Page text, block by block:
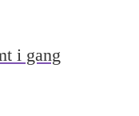
i gang